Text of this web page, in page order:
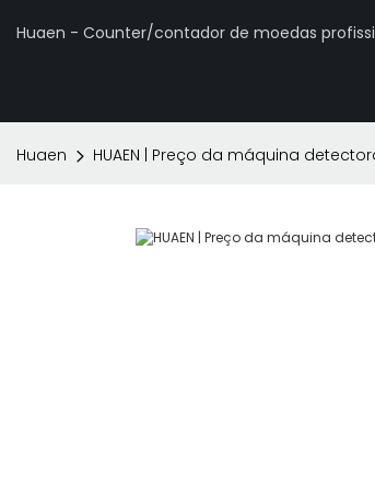
Huaen - Counter/contador de moedas
Huaen HUAEN | Preço da máquina